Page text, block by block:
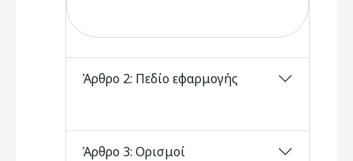
Άρθρο 2: Πεδίο εφαρμογής
Άρθρο 3: Ορισμοί